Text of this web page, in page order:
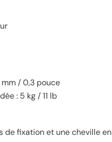
/ 0,3 pouce
: 5 kg / 11 lb
de fixation et une cheville en